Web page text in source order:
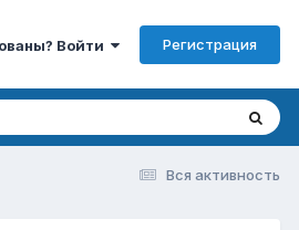
Войти Регистрация
Вся активность